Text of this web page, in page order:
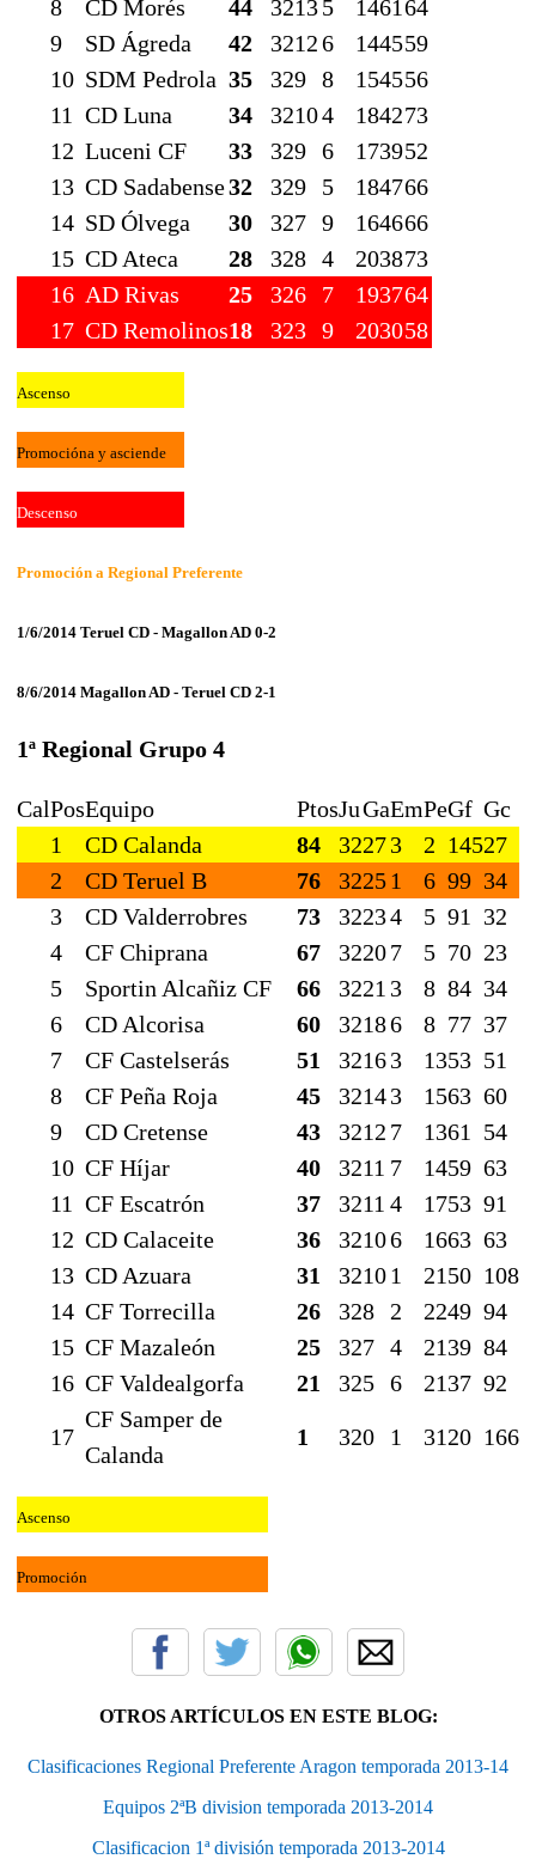
8 CD Morés 44 32135 1461 64
9
SD Ágreda 42 32126 144559
10 SDM Pedrola 35 329 8 154556
11 CD Luna 34 32104 184273
12 Luceni CF 33 329 6 173952
13 CD Sadabense32 329 5 184766
14 SD Ólvega 30 327 9 164666
15 CD Ateca 28 328 4 203873
16 AD Rivas 25 326 7 193764
17 CD Remolinos18 323 9 203058
Ascenso
Promocióna y asciende
Descenso
Promoción a Regional Preferente
1/6/2014 Teruel CD - Magallon AD 0-2
8/6/2014 Magallon AD - Teruel CD 2-1
1ª Regional Grupo 4
CalPosEquipo PtosJuGaEmPeGf Gc
1
CD Calanda 84 32273 2 14527
2
CD Teruel B 76 32251 6 99 34
3
CD Valderrobres 73 32234 5 91
32
4
CF Chiprana 67 32207 5 70 23
5
Sportin Alcañiz CF 66 3221 3 8 84 34
6
CD Alcorisa 60 32186 8 77 37
7
CF Castelserás 51 32163 1353 51
8
CF Peña Roja 45 32143 1563 60
9
CD Cretense 43 3212 7 1361
54
10 CF Híjar 40 3211 7 1459 63
11 CF Escatrón 37 3211 4 1753 91
12 CD Calaceite 36 32106 1663 63
13 CD Azuara 31 32101 2150 108
14 CF Torrecilla 26 328 2 2249 94
15 CF Mazaleón 25 327 4 2139 84
16 CF Valdealgorfa 21 325 6 2137 92
17
CF Samper de
Calanda
1 320 1 3120 166
Ascenso
Promoción
OTROS ARTÍCULOS EN ESTE BLOG:
Clasificaciones Regional Preferente Aragon temporada 2013-14
Equipos 2ªB division temporada 2013-2014
Clasificacion 1ª división temporada 2013-2014